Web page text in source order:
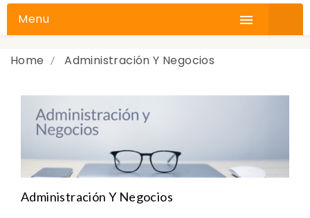

Menu
Home Administración Y Negocios
Administración Y Negocios